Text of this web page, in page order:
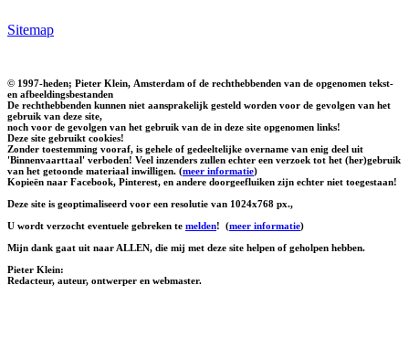
Sitemap
© 1997-heden; Pieter Klein, Amsterdam of de rechthebbenden van de opgenomen tekst-
en afbeeldingsbestanden
De rechthebbenden kunnen niet aansprakelijk gesteld worden voor de gevolgen van het
gebruik van deze site,
noch voor de gevolgen van het gebruik van de in deze site opgenomen links!
Deze site gebruikt cookies!
Zonder toestemming vooraf, is gehele of gedeeltelijke overname van enig deel uit
'Binnenvaarttaal' verboden! Veel inzenders zullen echter een verzoek tot het (her)gebruik
van het getoonde materiaal inwilligen. (meer informatie)
Kopieën naar Facebook, Pinterest, en andere doorgeefluiken zijn echter niet toegestaan!
Deze site is geoptimaliseerd voor een resolutie van 1024x768 px.,
U wordt verzocht eventuele gebreken te melden! (meer informatie)
Mijn dank gaat uit naar ALLEN, die mij met deze site helpen of geholpen hebben.
Pieter Klein:
Redacteur, auteur, ontwerper en webmaster.